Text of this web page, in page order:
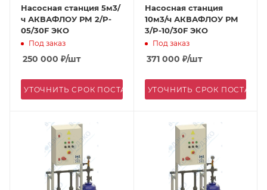
Насосная станция 5м3/
ч АКВАФЛОУ РМ 2/P-
05/30F ЭКО
Под заказ
250 000 ₽/шт
УТОЧНИТЬ СРОК ПОСТАВКИ
Насосная станция
10м3/ч АКВАФЛОУ РМ
3/P-10/30F ЭКО
Под заказ
371 000 ₽/шт
УТОЧНИТЬ СРОК